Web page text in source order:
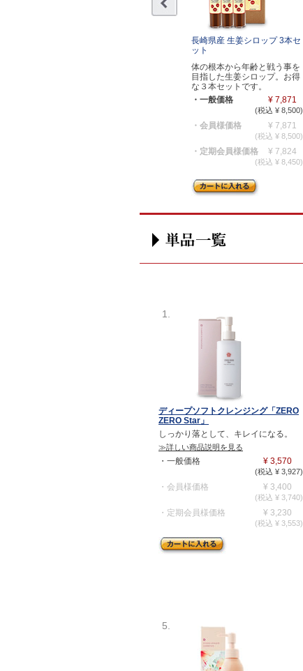
長崎県産 生姜シロップ 3本セ
ット
体の根本から年齢と戦う事を
目指した生姜シロップ。お得
な３本セットです。
・一般価格
¥ 7,871
(税込 ¥ 8,500)
・会員様価格 ¥ 7,871
(税込 ¥ 8,500)
・定期会員様価格 ¥ 7,824
(税込 ¥ 8,450)
1.
ディープソフトクレンジング「ZERO
ZERO Star」
しっかり落として、キレイになる。
≫詳しい商品説明を見る
・一般価格 ¥ 3,570
(税込 ¥ 3,927)
・会員様価格 ¥ 3,400
(税込 ¥ 3,740)
・定期会員様価格 ¥ 3,230
(税込 ¥ 3,553)
5.